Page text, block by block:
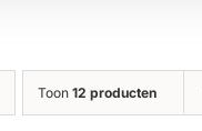
Toon 12 producten